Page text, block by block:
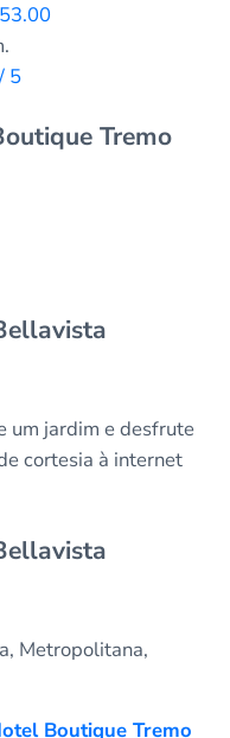
5
Tremo
um jardim e desfrute
cortesia à internet
Metropolitana,
Boutique Tremo